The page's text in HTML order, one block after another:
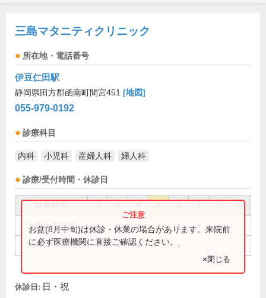
三島マタニティクリニック
所在地・電話番号
伊豆仁田駅
静岡県田方郡函南町間宮451 [地図]
055-979-0192
診療科目
内科 小児科 産婦人科 婦人科
診療/受付時間・休診日
祝
9:00～12:00 ● ● ● ● ●
14:00～16:30 ● ● ●
お盆(8月中旬)は休診・休業の場合があります。来院前
に必ず医療機関に直接ご確認ください。
×閉じる
休診日: 日・祝